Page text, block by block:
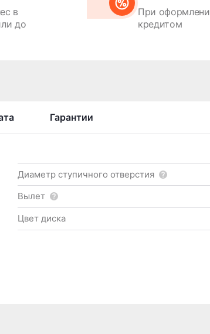
в
до
При
кредитом
Гарантии
Диаметр ступичного отверстия
Вылет
Цвет диска